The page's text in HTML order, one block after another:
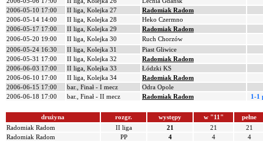
2006-05-10 17:00
II liga, Kolejka 27
Radomiak Radom
2006-05-14 14:00
II liga, Kolejka 28
Heko Czermno
2006-05-17 17:00
II liga, Kolejka 29
Radomiak Radom
2006-05-20 19:00
II liga, Kolejka 30
Ruch Chorzów
2006-05-24 16:30
II liga, Kolejka 31
Piast Gliwice
2006-05-31 17:00
II liga, Kolejka 32
Radomiak Radom
2006-06-03 17:00
II liga, Kolejka 33
Łódzki KS
2006-06-10 17:00
II liga, Kolejka 34
Radomiak Radom
2006-06-15 17:00
bar., Finał - I mecz
Odra Opole
2006-06-18 17:00
bar., Finał - II mecz Radomiak Radom 1-1
drużyna rozgr. występy w "11"
pełne
Radomiak Radom
II liga 21 21
21
Radomiak Radom
PP 4 4
4